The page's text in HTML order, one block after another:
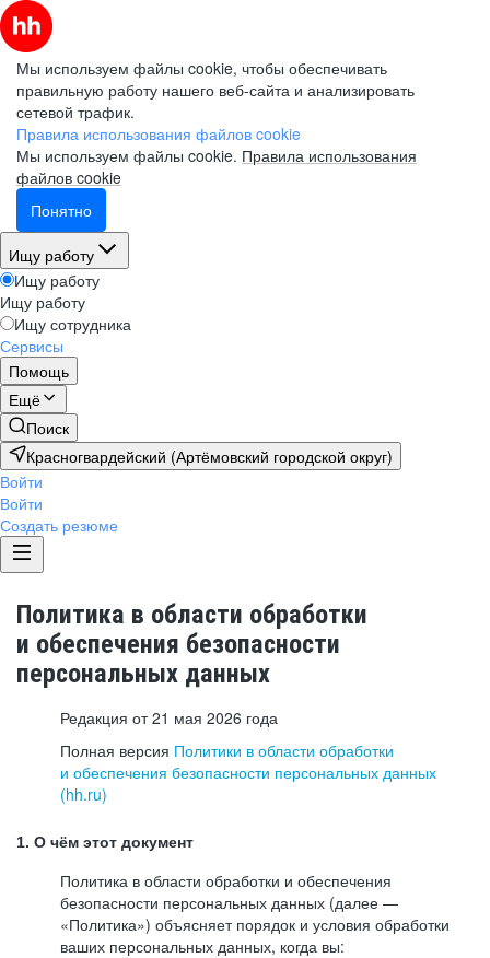
Мы используем файлы cookie, чтобы обеспечивать
правильную работу нашего веб-сайта и анализировать
сетевой трафик.
Правила использования файлов cookie
Мы используем файлы cookie. Правила использования
файлов cookie
Понятно
Ищу работу
Ищу работу
Ищу работу
Ищу сотрудника
Сервисы
Помощь
Ещё
Поиск
Красногвардейский (Артёмовский городской округ)
Войти
Войти
Создать резюме
Политика в области обработки
и обеспечения безопасности
персональных данных
Редакция от 21 мая 2026 года
Полная версия Политики в области обработки
и обеспечения безопасности персональных данных
(hh.ru)
1. О чём этот документ
Политика в области обработки и обеспечения
безопасности персональных данных (далее —
«Политика») объясняет порядок и условия обработки
ваших персональных данных, когда вы: